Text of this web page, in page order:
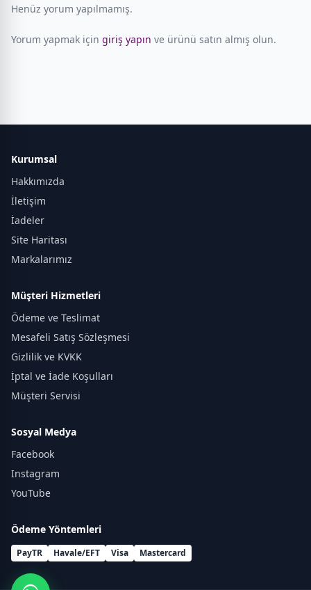
Henüz yorum yapılmamış.
Yorum yapmak için giriş yapın ve ürünü satın almış olun.
Kurumsal
Hakkımızda
İletişim
İadeler
Site Haritası
Markalarımız
Müşteri Hizmetleri
Ödeme ve Teslimat
Mesafeli Satış Sözleşmesi
Gizlilik ve KVKK
İptal ve İade Koşulları
Müşteri Servisi
Sosyal Medya
Facebook
Instagram
YouTube
Ödeme Yöntemleri
PayTR Havale/EFT Visa Mastercard